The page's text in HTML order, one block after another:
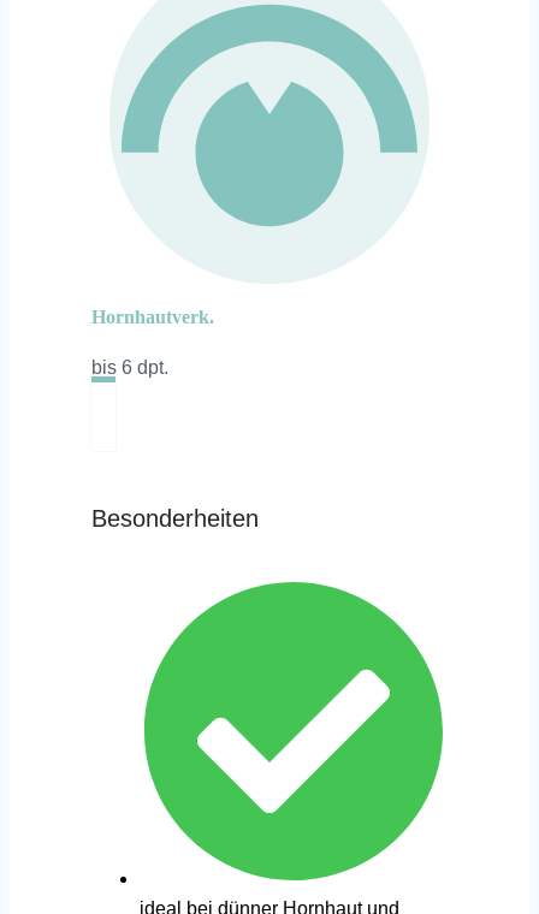
Hornhautverk.
bis 6 dpt.
Besonderheiten
ideal bei dünner Hornhaut und